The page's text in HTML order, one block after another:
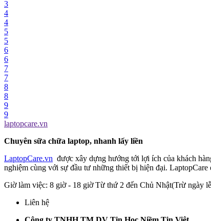
3
4
4
5
5
6
6
7
7
8
8
9
9
laptopcare.vn
Chuyên sữa chữa laptop, nhanh lấy liền
LaptopCare.vn được xây dựng hướng tới lợi ích của khách
nghiệm cùng với sự đầu tư những thiết bị hiện đại.
Giờ làm việc: 8 giờ - 18 giờ Từ thứ 2 đến Chủ Nhật(Trừ ngày
Liên hệ